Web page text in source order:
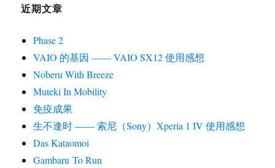
近期文章
Phase 2
VAIO 的基因 —— VAIO SX12 使用感想
Noberu With Breeze
Muteki In Mobility
免疫成果
生不逢时 —— 索尼（Sony）Xperia 1 IV 使用感想
Das Kataomoi
Gambaru To Run